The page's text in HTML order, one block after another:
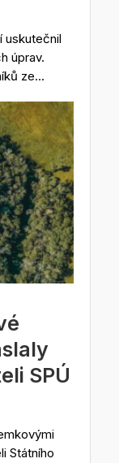
uskutečnil
úprav.
ze...
SPÚ
Státního